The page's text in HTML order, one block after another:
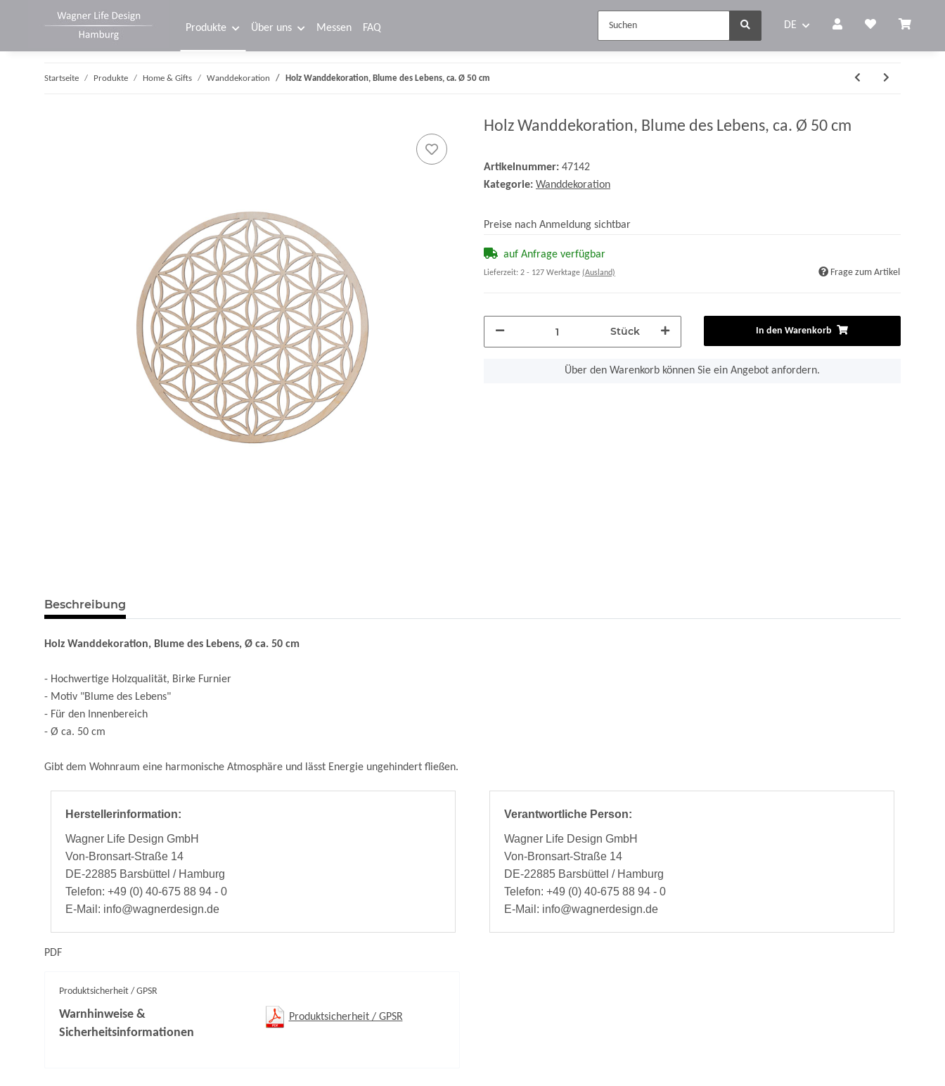
DE
Produkte Über uns Messen FAQ
Startseite Produkte Home & Gifts Wanddekoration Holz Wanddekoration, Blume des Lebens, ca. Ø 50 cm
Holz Wanddekoration, Blume des Lebens, ca. Ø 50 cm
Artikelnummer: 47142
Kategorie: Wanddekoration
Preise nach Anmeldung sichtbar
auf Anfrage verfügbar
Lieferzeit: 2 - 127 Werktage (Ausland) Frage zum Artikel
Stück In den Warenkorb
Über den Warenkorb können Sie ein Angebot anfordern.
Beschreibung
Holz Wanddekoration, Blume des Lebens, Ø ca. 50 cm
- Hochwertige Holzqualität, Birke Furnier
- Motiv "Blume des Lebens"
- Für den Innenbereich
- Ø ca. 50 cm
Gibt dem Wohnraum eine harmonische Atmosphäre und lässt Energie ungehindert fließen.
Herstellerinformation:
Wagner Life Design GmbH
Von-Bronsart-Straße 14
DE-22885 Barsbüttel / Hamburg
Telefon: +49 (0) 40-675 88 94 - 0
E-Mail: info@wagnerdesign.de
Verantwortliche Person:
Wagner Life Design GmbH
Von-Bronsart-Straße 14
DE-22885 Barsbüttel / Hamburg
Telefon: +49 (0) 40-675 88 94 - 0
E-Mail: info@wagnerdesign.de
PDF
Produktsicherheit / GPSR
Warnhinweise &
Sicherheitsinformationen
Produktsicherheit / GPSR